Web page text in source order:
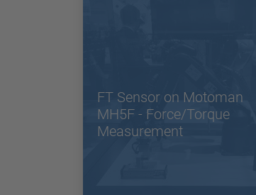
FT Sensor on Motoman
MH5F - Force/Torque
Measurement